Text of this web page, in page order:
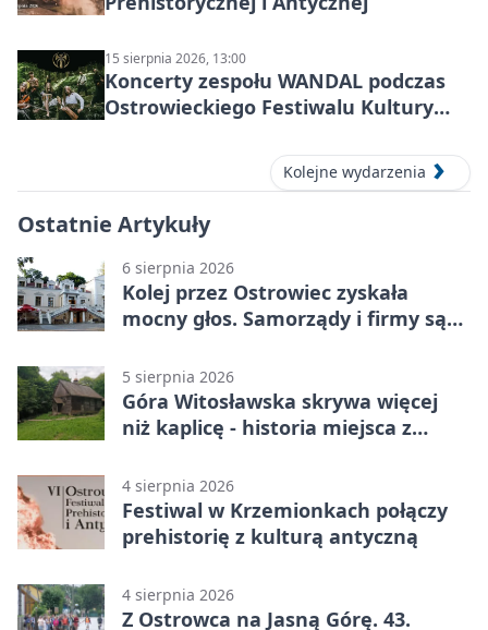
15 sierpnia 2026, 13:00
Koncerty zespołu WANDAL podczas
Ostrowieckiego Festiwalu Kultury
Kolejne wydarzenia
Ostatnie Artykuły
6 sierpnia 2026
Kolej przez Ostrowiec zyskała
mocny głos. Samorządy i firmy są
5 sierpnia 2026
Góra Witosławska skrywa więcej
niż kaplicę - historia miejsca z
4 sierpnia 2026
Festiwal w Krzemionkach połączy
prehistorię z kulturą antyczną
4 sierpnia 2026
Z Ostrowca na Jasną Górę. 43.